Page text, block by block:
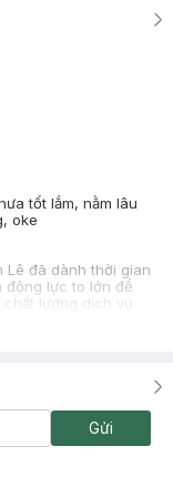
tốt lắm, nằm lâu
oke
Lê đã dành thời gian
động lực to lớn để
lượng dịch vụ.
to lớn để Hasaki
Gửi